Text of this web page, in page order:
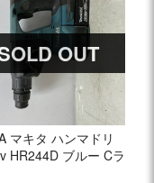
OUT
マキタ ハンマドリ
ブルー Cラ